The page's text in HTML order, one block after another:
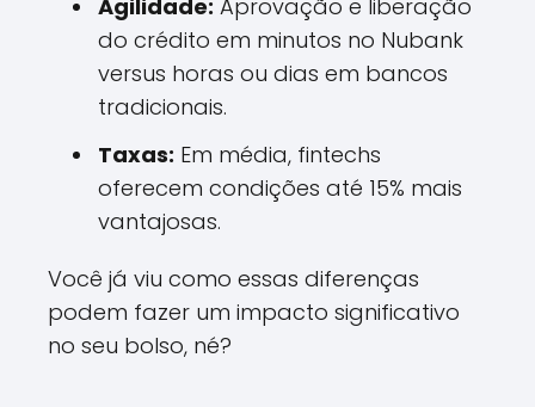
Agilidade: Aprovação e liberação
do crédito em minutos no Nubank
versus horas ou dias em bancos
tradicionais.
Taxas: Em média, fintechs
oferecem condições até 15% mais
vantajosas.
Você já viu como essas diferenças
podem fazer um impacto significativo
no seu bolso, né?